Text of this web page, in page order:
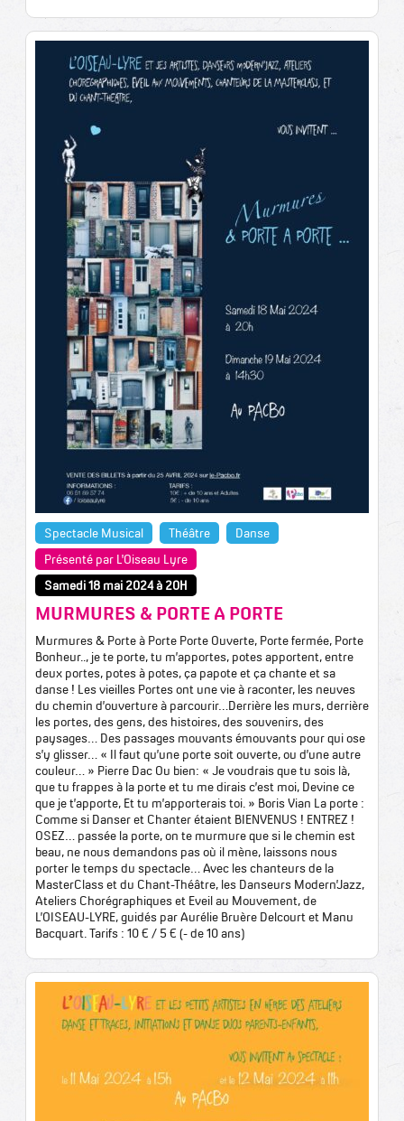
Spectacle Musical Théâtre
Danse
Présenté par L'Oiseau Lyre
Samedi 18 mai 2024 à 20H
MURMURES & PORTE A PORTE
Murmures & Porte à Porte Porte Ouverte, Porte fermée, Porte
Bonheur.., je te porte, tu m’apportes, potes apportent, entre
deux portes, potes à potes, ça papote et ça chante et sa
danse ! Les vieilles Portes ont une vie à raconter, les neuves
du chemin d’ouverture à parcourir…Derrière les murs, derrière
les portes, des gens, des histoires, des souvenirs, des
paysages… Des passages mouvants émouvants pour qui ose
s’y glisser… « Il faut qu’une porte soit ouverte, ou d’une autre
couleur… » Pierre Dac Ou bien: « Je voudrais que tu sois là,
que tu frappes à la porte et tu me dirais c’est moi, Devine ce
que je t’apporte, Et tu m’apporterais toi. » Boris Vian La porte :
Comme si Danser et Chanter étaient BIENVENUS ! ENTREZ !
OSEZ… passée la porte, on te murmure que si le chemin est
beau, ne nous demandons pas où il mène, laissons nous
porter le temps du spectacle… Avec les chanteurs de la
MasterClass et du Chant-Théâtre, les Danseurs Modern’Jazz,
Ateliers Chorégraphiques et Eveil au Mouvement, de
L’OISEAU-LYRE, guidés par Aurélie Bruère Delcourt et Manu
Bacquart. Tarifs : 10 € / 5 € (- de 10 ans)